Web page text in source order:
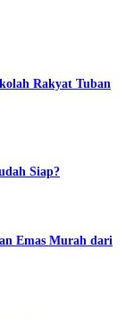
Rakyat Tuban
Siap?
Emas Murah dari